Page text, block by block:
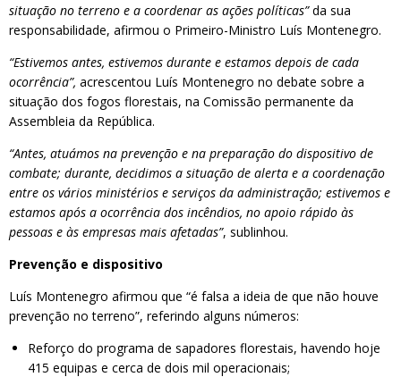
situação no terreno e a coordenar as ações políticas”da sua
responsabilidade, afirmou o Primeiro-Ministro Luís Montenegro.
“Estivemos antes, estivemos durante e estamos depois de cada
ocorrência”, acrescentou Luís Montenegro no debate sobre a
situação dos fogos florestais, na Comissão permanente da
Assembleia da República.
“Antes, atuámos na prevenção e na preparação do dispositivo de
combate; durante, decidimos a situação de alerta e a coordenação
entre os vários ministérios e serviços da administração; estivemos e
estamos após a ocorrência dos incêndios, no apoio rápido às
pessoas e às empresas mais afetadas”, sublinhou.
Prevenção e dispositivo
Luís Montenegro afirmou que “é falsa a ideia de que não houve
prevenção no terreno”, referindo alguns números:
Reforço do programa de sapadores florestais, havendo hoje
415 equipas e cerca de dois mil operacionais;